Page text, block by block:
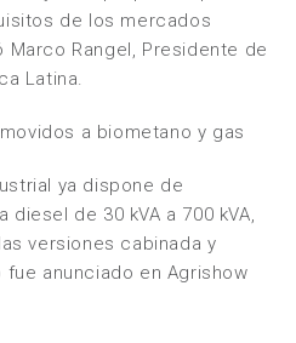
de los mercados
Marco Rangel, Presidente de
Latina.
a biometano y gas
ya dispone de
de 30 kVA a 700 kVA,
versiones cabinada y
anunciado en Agrishow